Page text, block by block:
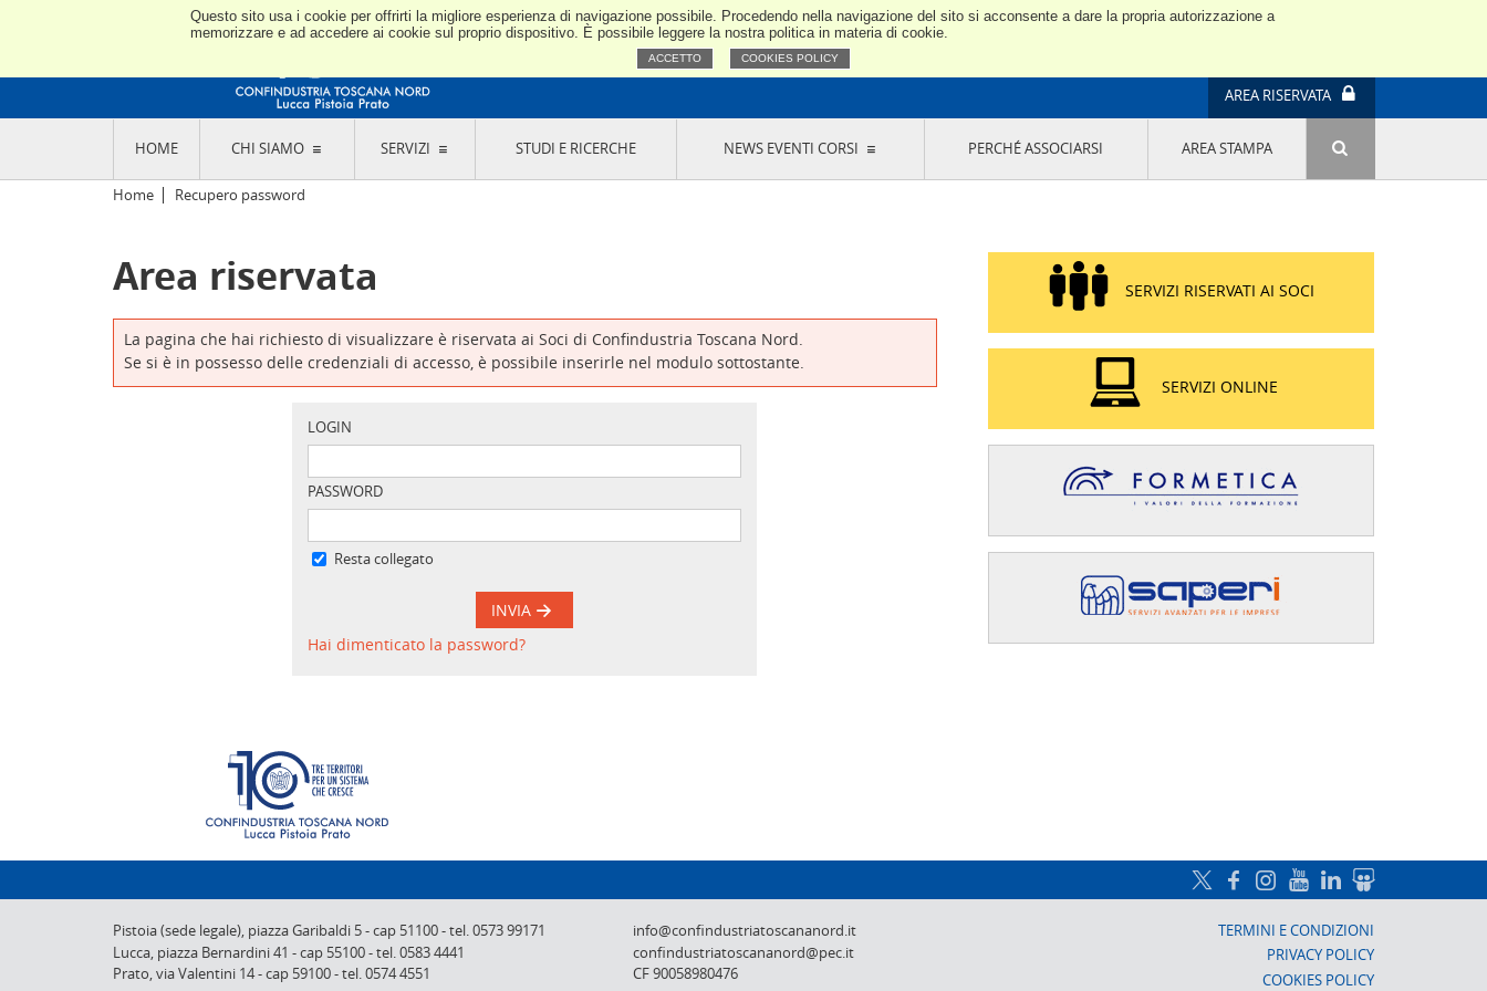
Questo sito usa i cookie per offrirti la migliore esperienza di navigazione possibile. Procedendo nella navigazione del sito si acconsente a dare la propria autorizzazione a
memorizzare e ad accedere ai cookie sul proprio dispositivo. È possibile leggere la nostra politica in materia di cookie.
ACCETTO COOKIES POLICY
Confindustria Toscana Nord
AREA RISERVATA
HOME CHI SIAMO
L'ASSOCIAZIONE
CODICE ETICO E DEI VALORI ASSOCIATIVI
TRASPARENZA CONTRIBUTI PUBBLICI
L'INDUSTRIA E IL TERRITORIO DI LUCCA,
PISTOIA E PRATO
SEDI E CONTATTI
ABOUT US
DESIGNAZIONE
ORGANI DI CONTROLLO
COMITATO PICCOLA
INDUSTRIA
GRUPPI DI ACQUISTO
EDIZIONE
PROGETTO LU.ME.
IL MANAGER DELLA SOSTENIBILITÀ NEL
DISTRETTO TESSILE PRATESE
GRUPPO IMPRENDITORIA FEMMINILE
SOSTENIBILITÀ
SERVIZI STUDI E RICERCHE NEWS EVENTI CORSI PERCHÉ ASSOCIARSI AREA STAMPA
Home Recupero password
Area riservata
La pagina che hai richiesto di visualizzare è riservata ai Soci di Confindustria Toscana Nord.
Se si è in possesso delle credenziali di accesso, è possibile inserirle nel modulo sottostante.
LOGIN
PASSWORD
Resta collegato
INVIA
Hai dimenticato la password?
SERVIZI RISERVATI AI SOCI
SERVIZI ONLINE
Pistoia (sede legale), piazza Garibaldi 5-cap 51100-tel. 0573 99171
Lucca, piazza Bernardini 41 -cap 55100-tel. 0583 4441
Prato,via Valentini 14-cap 59100-tel. 0574 4551
info@confindustriatoscananord.it
confindustriatoscananord@pec.it
CF 90058980476
TERMINI E CONDIZIONI
PRIVACY POLICY
COOKIES POLICY